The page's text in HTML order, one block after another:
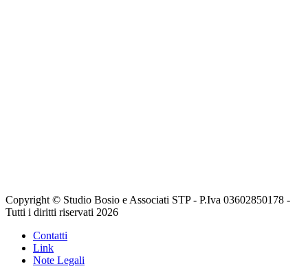
Copyright © Studio Bosio e Associati STP - P.Iva 03602850178 -
Tutti i diritti riservati 2026
Contatti
Link
Note Legali